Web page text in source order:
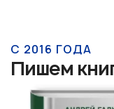
С 2016 ГОДА
Пишем